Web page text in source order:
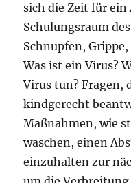
sich die Zeit für
Schulungsraum
Schnupfen,
Was ist ein Virus?
Virus tun? Fragen,
kindgerecht
Maßnahmen, wie
waschen, einen
einzuhalten zur